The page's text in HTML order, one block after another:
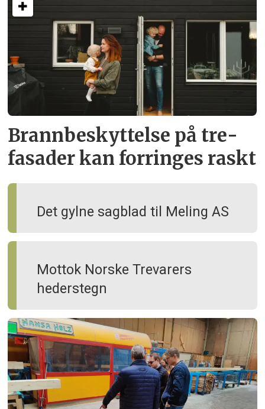
Brann­beskyttelse på tre­
fasader kan forringes raskt
Det gylne sagblad til Meling AS
Mottok Norske Trevarers
hederstegn